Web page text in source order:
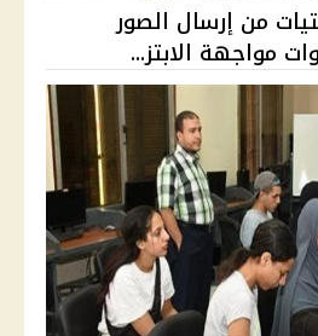
من إرسال الصور
مواجهة الابتز...